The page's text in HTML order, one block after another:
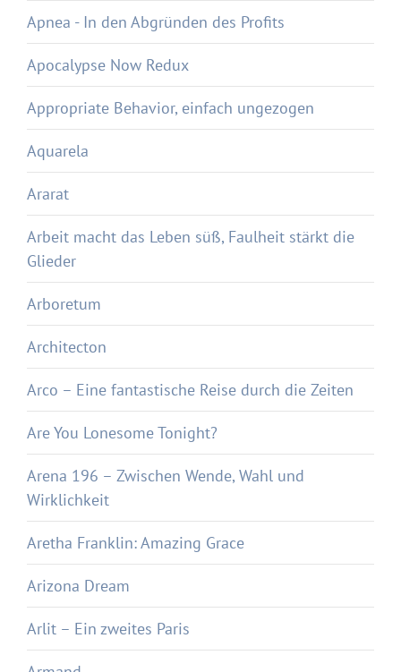
Apnea - In den Abgründen des Profits
Apocalypse Now Redux
Appropriate Behavior, einfach ungezogen
Aquarela
Ararat
Arbeit macht das Leben süß, Faulheit stärkt die
Glieder
Arboretum
Architecton
Arco – Eine fantastische Reise durch die Zeiten
Are You Lonesome Tonight?
Arena 196 – Zwischen Wende, Wahl und
Wirklichkeit
Aretha Franklin: Amazing Grace
Arizona Dream
Arlit – Ein zweites Paris